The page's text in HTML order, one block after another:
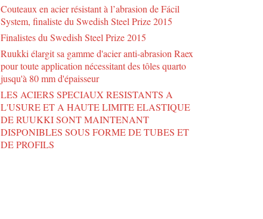
Couteaux en acier résistant à l’abrasion de Fácil
System, finaliste du Swedish Steel Prize 2015
Finalistes du Swedish Steel Prize 2015
Ruukki élargit sa gamme d'acier anti-abrasion Raex
pour toute application nécessitant des tôles quarto
jusqu'à 80 mm d'épaisseur
LES ACIERS SPECIAUX RESISTANTS A
L'USURE ET A HAUTE LIMITE ELASTIQUE
DE RUUKKI SONT MAINTENANT
DISPONIBLES SOUS FORME DE TUBES ET
DE PROFILS